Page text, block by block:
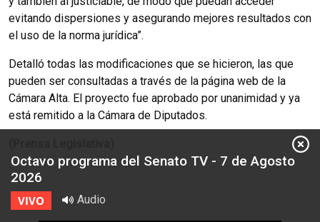
evitando dispersiones y asegurando mejores resultados con
el uso de la norma jurídica”.
Detalló todas las modificaciones que se hicieron, las que
pueden ser consultadas a través de la página web de la
Cámara Alta. El proyecto fue aprobado por unanimidad y ya
está remitido a la Cámara de Diputados.
Octavo programa del Senato TV - 7 de Agosto
2026
VIVO Audio